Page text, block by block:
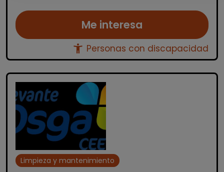
Me interesa
accessibility_new Personas con discapacidad
Limpieza y mantenimiento